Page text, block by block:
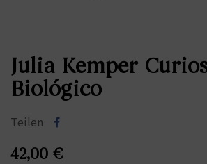
Julia Kemper
Biológico
Teilen
42,00 €